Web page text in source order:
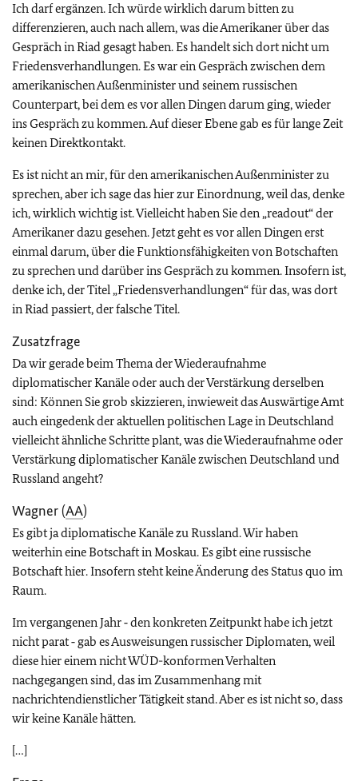
Ich darf ergänzen. Ich würde wirklich darum bitten zu
differenzieren, auch nach allem, was die Amerikaner über das
Gespräch in Riad gesagt haben. Es handelt sich dort nicht um
Friedensverhandlungen. Es war ein Gespräch zwischen dem
amerikanischen Außenminister und seinem russischen
Counterpart, bei dem es vor allen Dingen darum ging, wieder
ins Gespräch zu kommen. Auf dieser Ebene gab es für lange Zeit
keinen Direktkontakt.
Es ist nicht an mir, für den amerikanischen Außenminister zu
sprechen, aber ich sage das hier zur Einordnung, weil das, denke
ich, wirklich wichtig ist. Vielleicht haben Sie den „readout“ der
Amerikaner dazu gesehen. Jetzt geht es vor allen Dingen erst
einmal darum, über die Funktionsfähigkeiten von Botschaften
zu sprechen und darüber ins Gespräch zu kommen. Insofern ist,
denke ich, der Titel „Friedensverhandlungen“ für das, was dort
in Riad passiert, der falsche Titel.
Zusatzfrage
Da wir gerade beim Thema der Wiederaufnahme
diplomatischer Kanäle oder auch der Verstärkung derselben
sind: Können Sie grob skizzieren, inwieweit das Auswärtige Amt
auch eingedenk der aktuellen politischen Lage in Deutschland
vielleicht ähnliche Schritte plant, was die Wiederaufnahme oder
Verstärkung diplomatischer Kanäle zwischen Deutschland und
Russland angeht?
Wagner (AA)
Es gibt ja diplomatische Kanäle zu Russland. Wir haben
weiterhin eine Botschaft in Moskau. Es gibt eine russische
Botschaft hier. Insofern steht keine Änderung des Status quo im
Raum.
Im vergangenen Jahr ‑ den konkreten Zeitpunkt habe ich jetzt
nicht parat ‑ gab es Ausweisungen russischer Diplomaten, weil
diese hier einem nicht WÜD-konformen Verhalten
nachgegangen sind, das im Zusammenhang mit
nachrichtendienstlicher Tätigkeit stand. Aber es ist nicht so, dass
wir keine Kanäle hätten.
[…]